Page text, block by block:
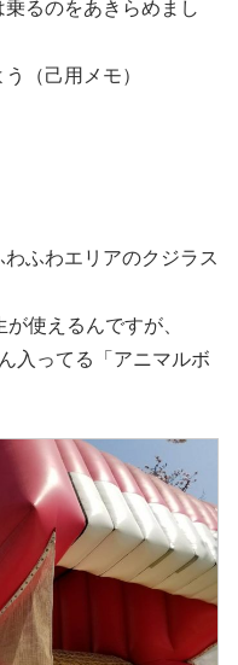
るのをあきらめまし
（己用メモ）
ふわエリアのクジラス
使えるんですが、
入ってる「アニマルボ